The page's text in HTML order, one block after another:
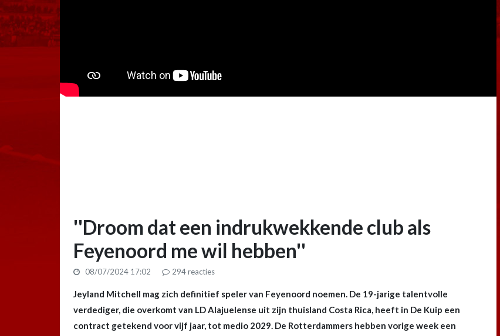
''Droom dat een indrukwekkende club als
Feyenoord me wil hebben''
08/07/2024 17:02 294reacties
Jeyland Mitchell mag zich definitief speler van Feyenoord noemen. De 19-jarige talentvolle
verdediger, die overkomt van LD Alajuelense uit zijn thuisland Costa Rica, heeft in De Kuip een
contract getekend voor vijf jaar, tot medio 2029. De Rotterdammers hebben vorige week een